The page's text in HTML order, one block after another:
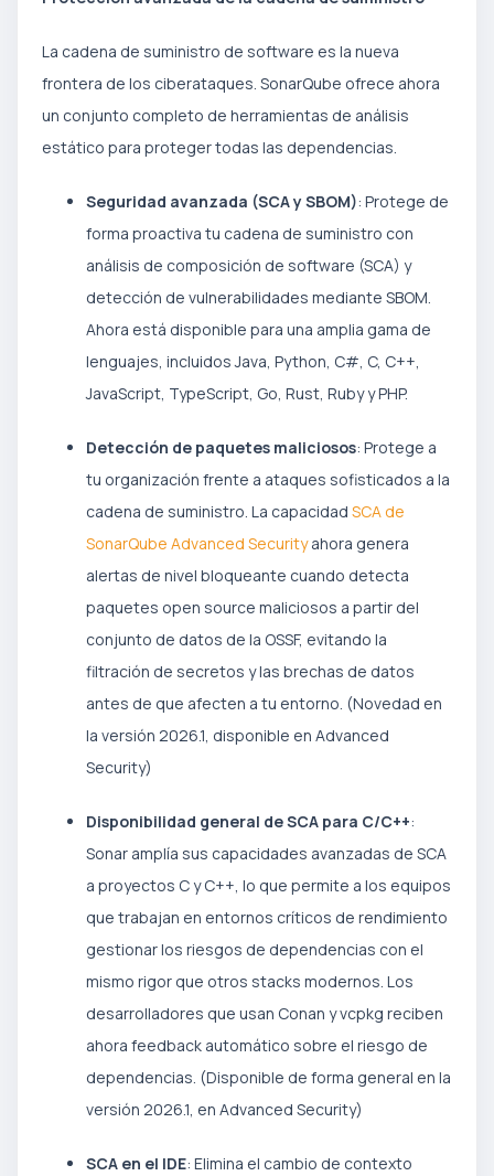
La cadena de suministro de software es la nueva
frontera de los ciberataques. SonarQube ofrece ahora
un conjunto completo de herramientas de análisis
estático para proteger todas las dependencias.
Seguridad avanzada (SCA y SBOM): Protege de
forma proactiva tu cadena de suministro con
análisis de composición de software (SCA) y
detección de vulnerabilidades mediante SBOM.
Ahora está disponible para una amplia gama de
lenguajes, incluidos Java, Python, C#, C, C++,
JavaScript, TypeScript, Go, Rust, Ruby y PHP.
Detección de paquetes maliciosos: Protege a
tu organización frente a ataques sofisticados a la
cadena de suministro. La capacidad SCA de
SonarQube Advanced Securityahora genera
alertas de nivel bloqueante cuando detecta
paquetes open source maliciosos a partir del
conjunto de datos de la OSSF, evitando la
filtración de secretos y las brechas de datos
antes de que afecten a tu entorno. (Novedad en
la versión 2026.1, disponible en Advanced
Security)
Disponibilidad general de SCA para C/C++:
Sonar amplía sus capacidades avanzadas de SCA
a proyectos C y C++, lo que permite a los equipos
que trabajan en entornos críticos de rendimiento
gestionar los riesgos de dependencias con el
mismo rigor que otros stacks modernos. Los
desarrolladores que usan Conan y vcpkg reciben
ahora feedback automático sobre el riesgo de
dependencias. (Disponible de forma general en la
versión 2026.1, en Advanced Security)
SCA en el IDE: Elimina el cambio de contexto